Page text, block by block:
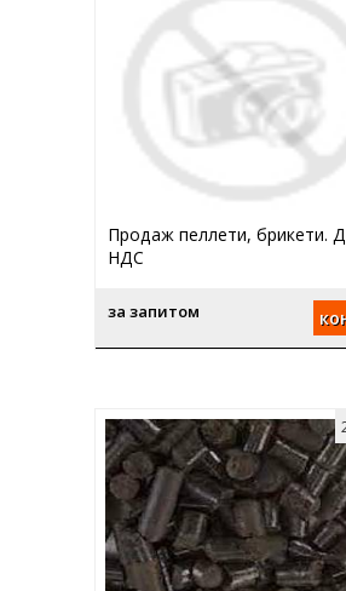
Продаж пеллети, брикети.
НДС
за запитом